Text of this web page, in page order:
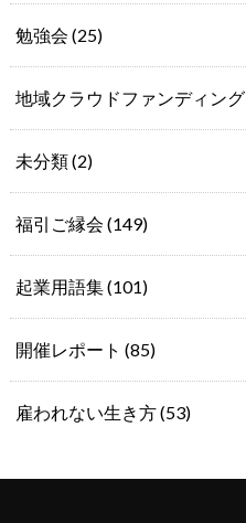
勉強会 (25)
地域クラウドファンディング
未分類(2)
福引ご縁会 (149)
起業用語集(101)
開催レポート (85)
雇われない生き方(53)